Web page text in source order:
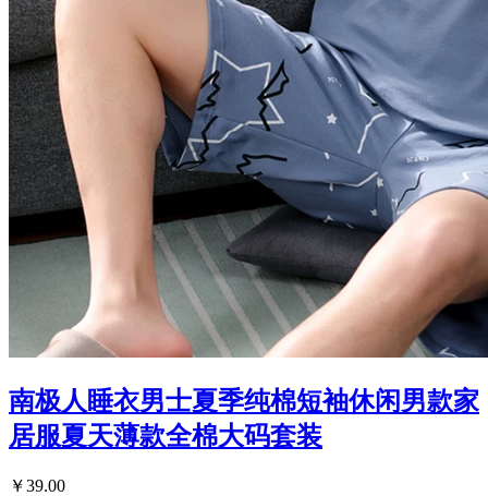
南极人睡衣男士夏季纯棉短袖休闲男款家
居服夏天薄款全棉大码套装
￥39.00